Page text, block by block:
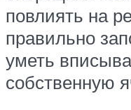
повлиять на
правильно
уметь
собственную